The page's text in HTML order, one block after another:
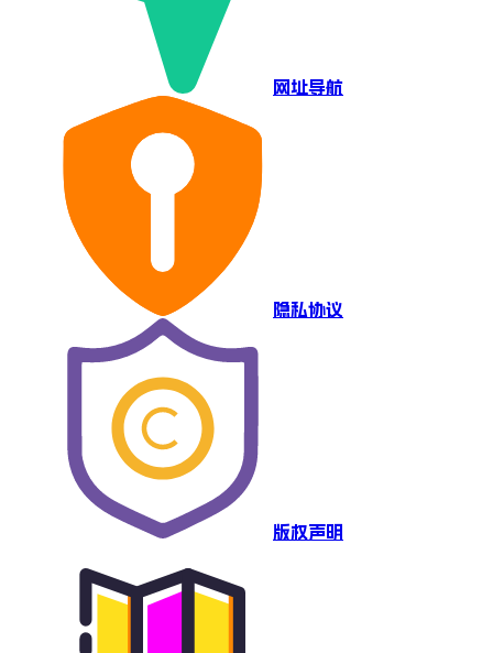
网址导航
隐私协议
版权声明